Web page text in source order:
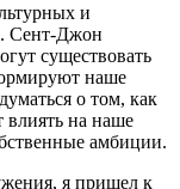
и
Сент-Джон
существовать
наше
о том, как
влиять на наше
амбиции.
я пришел к